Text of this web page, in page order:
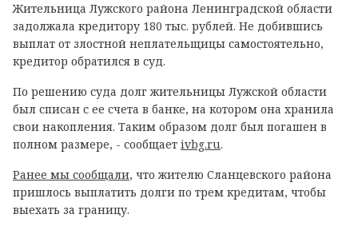
Жительница Лужского района Ленинградской области
задолжала кредитору 180 тыс. рублей. Не добившись
выплат от злостной неплательщицы самостоятельно,
кредитор обратился в суд.
По решению суда долг жительницы Лужской области
был списан с ее счета в банке, на котором она хранила
свои накопления. Таким образом долг был погашен в
полном размере, - сообщает ivbg.ru.
Ранее мы сообщали, что жителю Сланцевского района
пришлось выплатить долги по трем кредитам, чтобы
выехать за границу.